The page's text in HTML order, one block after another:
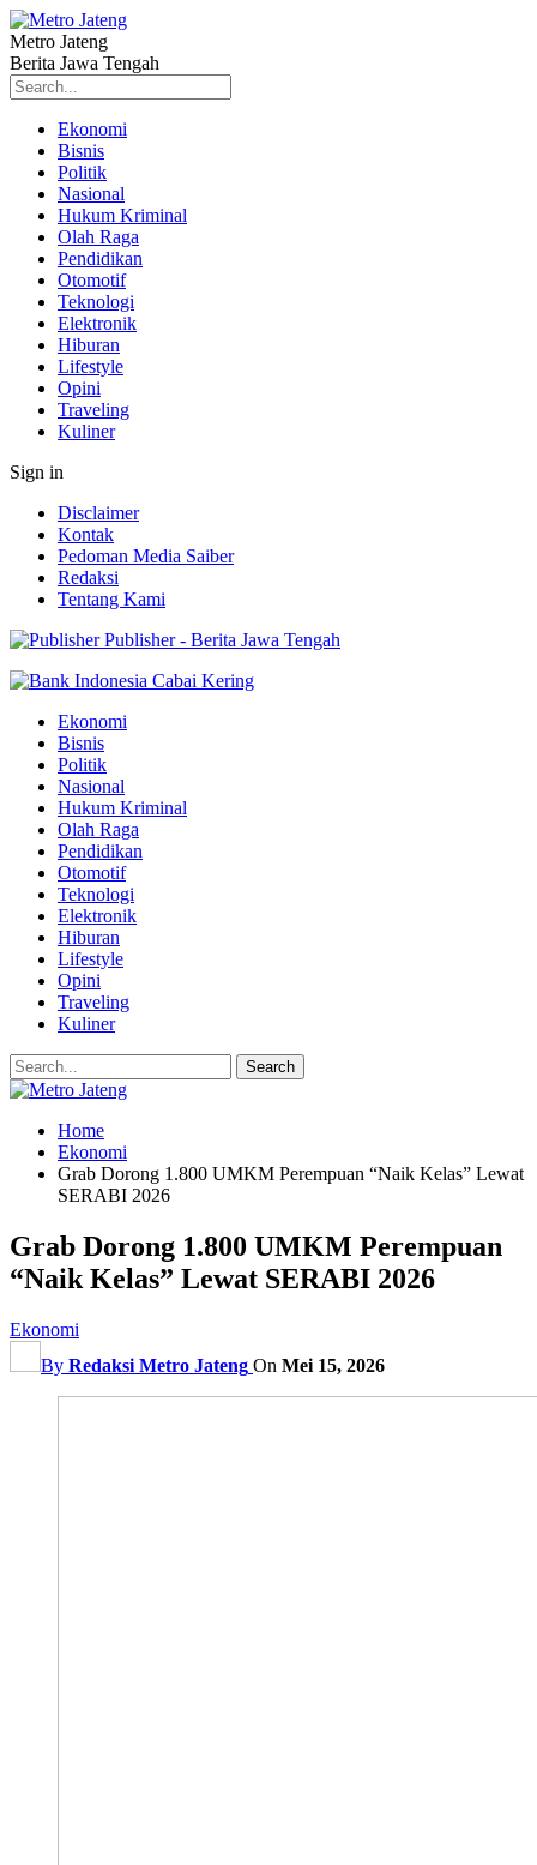
Metro Jateng
Berita Jawa Tengah
Ekonomi
Bisnis
Politik
Nasional
Hukum Kriminal
Olah Raga
Pendidikan
Otomotif
Teknologi
Elektronik
Hiburan
Lifestyle
Opini
Traveling
Kuliner
Sign in
Disclaimer
Kontak
Pedoman Media Saiber
Redaksi
Tentang Kami
Publisher - Berita Jawa Tengah
Ekonomi
Bisnis
Politik
Nasional
Hukum Kriminal
Olah Raga
Pendidikan
Otomotif
Teknologi
Elektronik
Hiburan
Lifestyle
Opini
Traveling
Kuliner
Home
Ekonomi
Grab Dorong 1.800 UMKM Perempuan “Naik Kelas” Lewat
SERABI 2026
Grab Dorong 1.800 UMKM Perempuan
“Naik Kelas” Lewat SERABI 2026
Ekonomi
By Redaksi Metro Jateng On Mei 15, 2026